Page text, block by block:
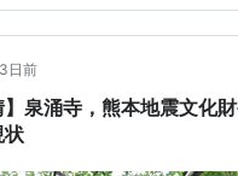
があるのですが。 台風１３
集めているのはダブルタイ
風１３号が沖縄県をへて中国
と、進路不明の台風１５号の
ついては、中心気圧が９…
3日前
】泉涌寺，熊本地震文化
状